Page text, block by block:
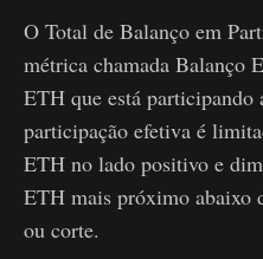
O Total de Balanço em
métrica chamada Balanço
ETH que está
participação efetiva é
ETH no lado positivo e
ETH mais próximo abaixo
ou corte.